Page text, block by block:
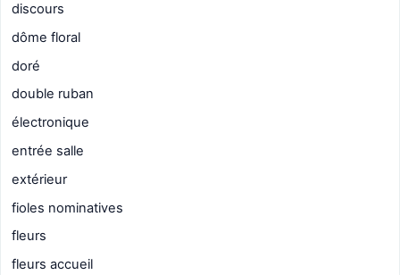
discours
dôme floral
doré
double ruban
électronique
entrée salle
extérieur
fioles nominatives
fleurs
fleurs accueil